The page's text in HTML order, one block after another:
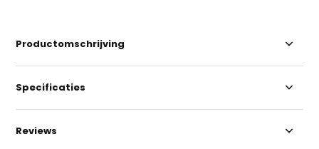
Productomschrijving
Specificaties
Reviews